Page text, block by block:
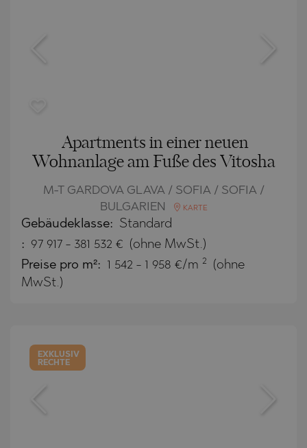
Apartments in einer neuen
Wohnanlage am Fuße des Vitosha
M-T GARDOVA GLAVA / SOFIA / SOFIA /
BULGARIEN
KARTE
Gebäudeklasse: Standard
: 97 917 - 381 532 € (ohne MwSt.)
Preise pro m²: 1 542 - 1 958 €/m 2
(ohne
MwSt.)
EXKLUSIV
RECHTE